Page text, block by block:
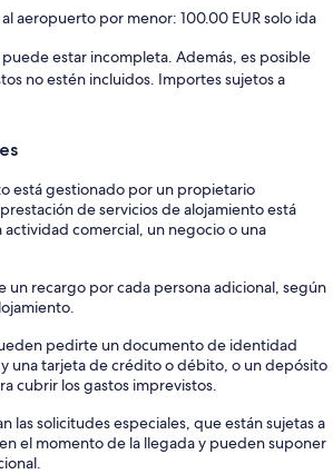
aeropuerto por menor: 100.00 EUR solo ida
puede estar incompleta. Además, es posible
no estén incluidos. Importes sujetos a
está gestionado por un propietario
de servicios de alojamiento está
actividad comercial, un negocio o una
un recargo por cada persona adicional, según
pedirte un documento de identidad
una tarjeta de crédito o débito, o un depósito
cubrir los gastos imprevistos.
las solicitudes especiales, que están sujetas a
el momento de la llegada y pueden suponer